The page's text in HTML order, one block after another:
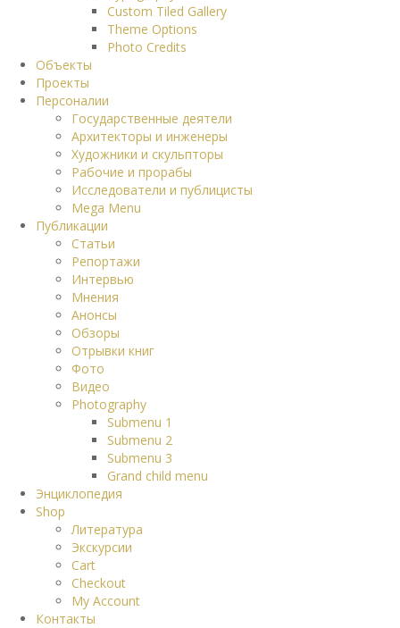
Custom Tiled Gallery
Theme Options
Photo Credits
Объекты
Проекты
Персоналии
Государственные деятели
Архитекторы и инженеры
Художники и скульпторы
Рабочие и прорабы
Исследователи и публицисты
Mega Menu
Публикации
Статьи
Репортажи
Интервью
Мнения
Анонсы
Обзоры
Отрывки книг
Фото
Видео
Photography
Submenu 1
Submenu 2
Submenu 3
Grand child menu
Энциклопедия
Shop
Литература
Экскурсии
Cart
Checkout
My Account
Контакты